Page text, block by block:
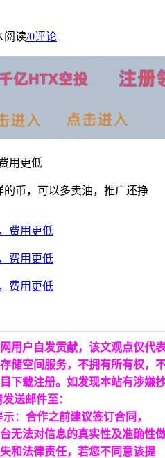
阅读/0评论
用更低
币，可以多卖油，推广还挣
用户自发贡献，该文观点仅代
储空间服务，不拥有所有权，
下载注册。如发现本站有涉嫌
送邮件至：
： 合作之前建议签订合同，
无法对信息的真实性及准确性
和法律责任，若您不同意该提